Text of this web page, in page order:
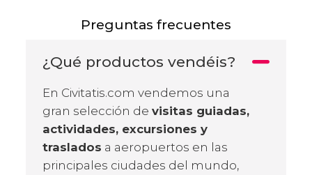
Preguntas frecuentes
¿Qué productos vendéis?
En Civitatis.com vendemos una
gran selección de visitas guiadas,
actividades, excursiones y
traslados a aeropuertos en las
principales ciudades del mundo,